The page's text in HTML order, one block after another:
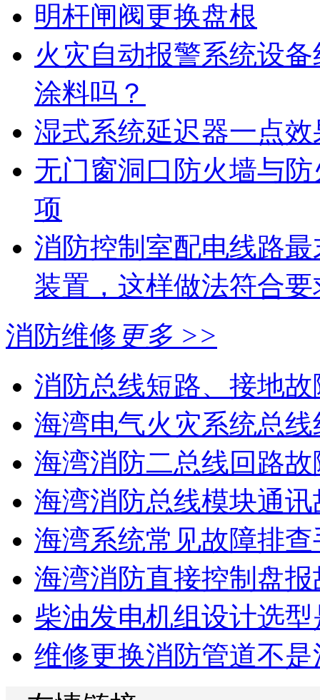
明杆闸阀更换盘根
火灾自动报警系统设
涂料吗？
湿式系统延迟器一点
无门窗洞口防火墙与
项
消防控制室配电线路
装置，这样做法符合
消防维修 更多 >>
消防总线短路、接地故
海湾电气火灾系统总线
海湾消防二总线回路故
海湾消防总线模块通讯
海湾系统常见故障排
海湾消防直接控制盘报
柴油发电机组设计选型
维修更换消防管道不是